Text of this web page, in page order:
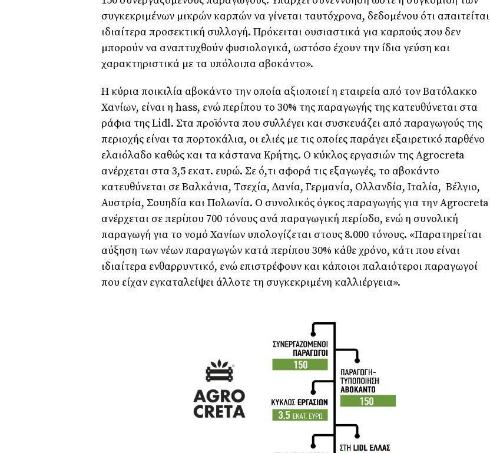
συγκεκριµένων µικρών καρπών να γίνεται ταυτόχρονα, δεδοµένου ότι απαιτείται
ιδιαίτερα προσεκτική συλλογή. Πρόκειται ουσιαστικά για καρπούς που δεν
µπορούν να αναπτυχθούν φυσιολογικά, ωστόσο έχουν την ίδια γεύση και
χαρακτηριστικά µε τα υπόλοιπα αβοκάντο».
Η κύρια ποικιλία αβοκάντο την οποία αξιοποιεί η εταιρεία από τον Βατόλακκο
Χανίων, είναι η hass, ενώ περίπου το 30% της παραγωγής της κατευθύνεται στα
ράφια της Lidl. Στα προϊόντα που συλλέγει και συσκευάζει από παραγωγούς της
περιοχής είναι τα πορτοκάλια, οι ελιές µε τις οποίες παράγει εξαιρετικό παρθένο
ελαιόλαδο καθώς και τα κάστανα Κρήτης. Ο κύκλος εργασιών της Agrocreta
ανέρχεται στα 3,5 εκατ. ευρώ. Σε ό,τι αφορά τις εξαγωγές, το αβοκάντο
κατευθύνεται σε Βαλκάνια, Τσεχία, ∆ανία, Γερµανία, Ολλανδία, Ιταλία, Βέλγιο,
Αυστρία, Σουηδία και Πολωνία. O συνολικός όγκος παραγωγής για την Agrocreta
ανέρχεται σε περίπου 700 τόνους ανά παραγωγική περίοδο, ενώ η συνολική
παραγωγή για το νοµό Χανίων υπολογίζεται στους 8.000 τόνους. «Παρατηρείται
αύξηση των νέων παραγωγών κατά περίπου 30% κάθε χρόνο, κάτι που είναι
ιδιαίτερα ενθαρρυντικό, ενώ επιστρέφουν και κάποιοι παλαιότεροι παραγωγοί
που είχαν εγκαταλείψει άλλοτε τη συγκεκριµένη καλλιέργεια».